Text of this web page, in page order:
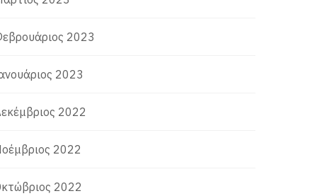
2023
2023
2022
2022
2022